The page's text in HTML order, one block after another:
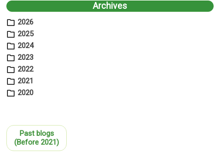
Archives
2026
2025
2024
2023
2022
2021
2020
Past blogs
(Before 2021)